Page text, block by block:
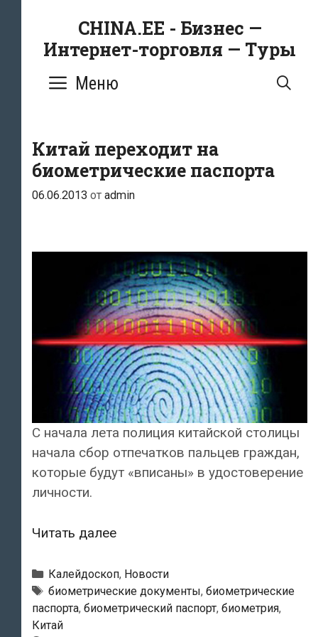
содержимому
CHINA.EE - Бизнес —
Интернет-торговля — Туры
Меню
Китай переходит на
биометрические паспорта
06.06.2013 от admin
С начала лета полиция китайской столицы
начала сбор отпечатков пальцев граждан,
которые будут «вписаны» в удостоверение
личности.
Читать далееКитай
на
биометрические
паспорта
Рубрики
Калейдоскоп, Новости
Метки
биометрические документы, биометрические
паспорта, биометрический паспорт, биометрия,
Китай